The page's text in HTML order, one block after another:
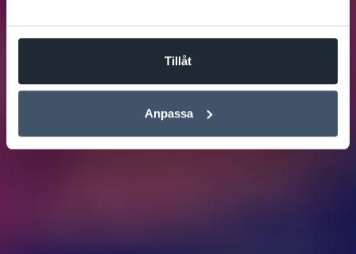
Tillåt
Anpassa